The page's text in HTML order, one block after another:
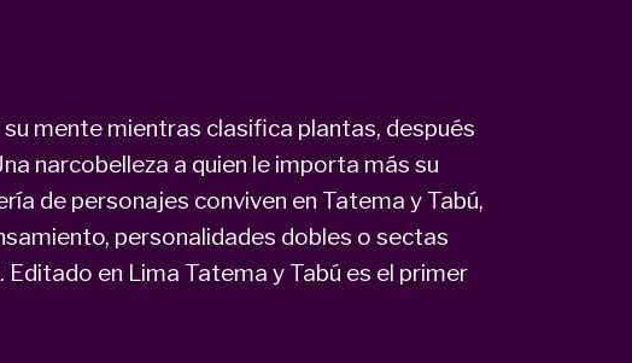
mente mientras clasifica plantas, después
narcobelleza a quien le importa más su
de personajes conviven en Tatema y Tabú,
personalidades dobles o sectas
en Lima Tatema y Tabú es el primer